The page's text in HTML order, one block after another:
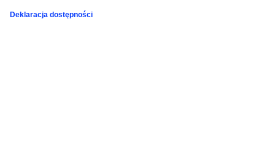
Deklaracja dostępności